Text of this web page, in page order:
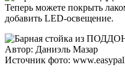
Теперь можете покрыть
добавить LED-освещение.
Автор: Даниэль Мазар
Источник фото: